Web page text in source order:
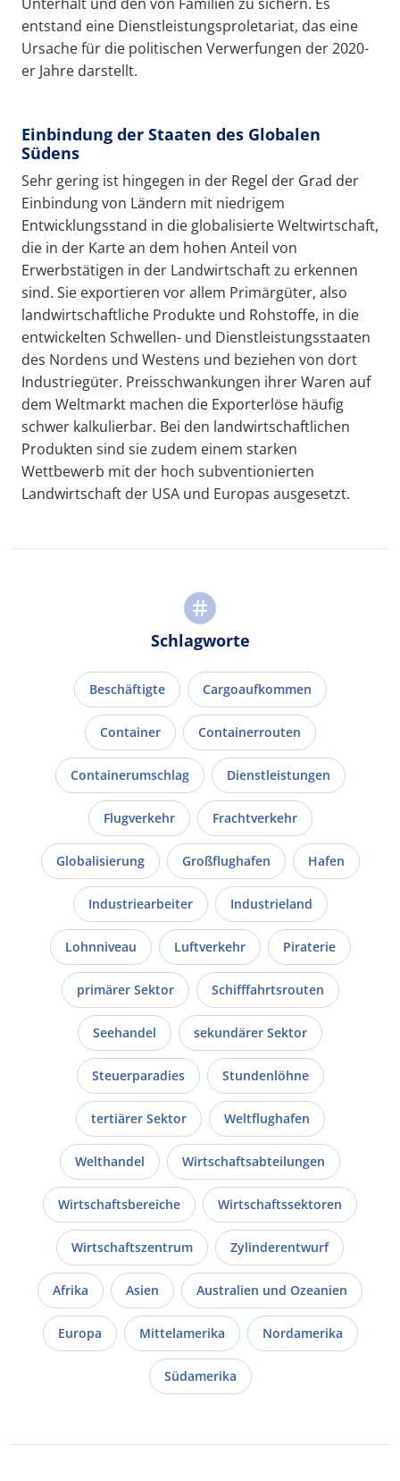
entstand eine Dienstleistungsproletariat, das eine
Ursache für die politischen Verwerfungen der 2020-
er Jahre darstellt.
Einbindung der Staaten des Globalen
Südens
Sehr gering ist hingegen in der Regel der Grad der
Einbindung von Ländern mit niedrigem
Entwicklungsstand in die globalisierte Weltwirtschaft,
die in der Karte an dem hohen Anteil von
Erwerbstätigen in der Landwirtschaft zu erkennen
sind. Sie exportieren vor allem Primärgüter, also
landwirtschaftliche Produkte und Rohstoffe, in die
entwickelten Schwellen- und Dienstleistungsstaaten
des Nordens und Westens und beziehen von dort
Industriegüter. Preisschwankungen ihrer Waren auf
dem Weltmarkt machen die Exporterlöse häufig
schwer kalkulierbar. Bei den landwirtschaftlichen
Produkten sind sie zudem einem starken
Wettbewerb mit der hoch subventionierten
Landwirtschaft der USA und Europas ausgesetzt.
Schlagworte
Beschäftigte Cargoaufkommen
Container Containerrouten
Containerumschlag Dienstleistungen
Flugverkehr Frachtverkehr
Globalisierung Großflughafen Hafen
Industriearbeiter Industrieland
Lohnniveau Luftverkehr Piraterie
primärer Sektor Schifffahrtsrouten
Seehandel sekundärer Sektor
Steuerparadies Stundenlöhne
tertiärer Sektor Weltflughafen
Welthandel Wirtschaftsabteilungen
Wirtschaftsbereiche Wirtschaftssektoren
Wirtschaftszentrum Zylinderentwurf
Afrika Asien Australien und Ozeanien
Europa Mittelamerika Nordamerika
Südamerika